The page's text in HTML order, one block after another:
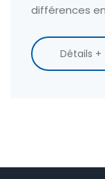
différences
Détails +